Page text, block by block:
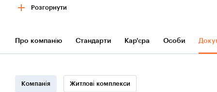
з яких більше половини — житлові
Розгорнути
Про компанію Стандарти Кар'єра Особи
Компанія Житлові комплекси